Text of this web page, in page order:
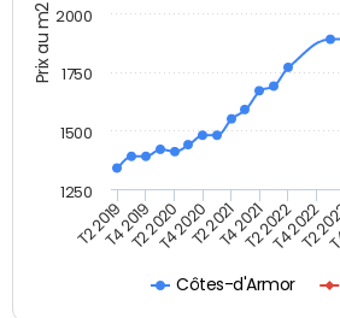
Prix au m2
Côtes-d'Armor
T2 2019T4 2019T2 2020T4 2020T2 2021T4 2021T2 2022T4 2022
T2
1250
1500
1750
2000